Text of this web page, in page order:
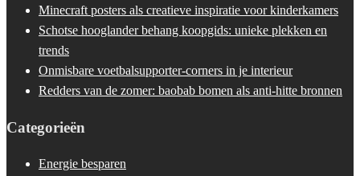
Minecraft posters als creatieve inspiratie voor kinderkamers
Schotse hooglander behang koopgids: unieke plekken en
trends
Onmisbare voetbalsupporter-corners in je interieur
Redders van de zomer: baobab bomen als anti-hitte bronnen
Categorieën
Energie besparen